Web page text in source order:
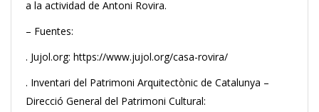
a la actividad de Antoni Rovira.
– Fuentes:
. Jujol.org: https://www.jujol.org/casa-rovira/
. Inventari del Patrimoni Arquitectònic de Catalunya –
Direcció General del Patrimoni Cultural: